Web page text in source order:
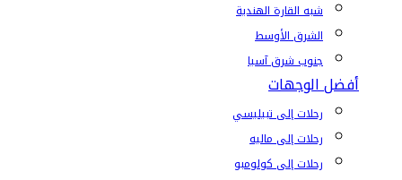
شبه القارة الهندية
الشرق الأوسط
جنوب شرق آسيا
أفضل الوجهات
رحلات إلى تبيليسي
رحلات إلى ماليه
رحلات إلى كولومبو